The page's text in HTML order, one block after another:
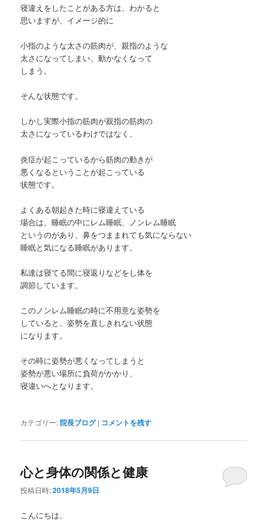
寝違えをしたことがある方は、わかると
思いますが、イメージ的に
小指のような太さの筋肉が、親指のような
太さになってしまい、動かなくなって
しまう。
そんな状態です。
しかし実際小指の筋肉が親指の筋肉の
太さになっているわけではなく、
炎症が起こっているから筋肉の動きが
悪くなるということが起こっている
状態です。
よくある朝起きた時に寝違えている
場合は、睡眠の中にレム睡眠、ノンレム睡眠
というのがあり、鼻をつままれても気にならない
睡眠と気になる睡眠があります。
私達は寝てる間に寝返りなどをし体を
調節しています。
このノンレム睡眠の時に不用意な姿勢を
していると、姿勢を直しきれない状態
になります。
その時に姿勢が悪くなってしまうと
姿勢が悪い場所に負荷がかかり、
寝違いへとなります。
カテゴリー:院長ブログ | コメントを残す
心と身体の関係と健康
投稿日時:2018年5月9日
こんにちは、